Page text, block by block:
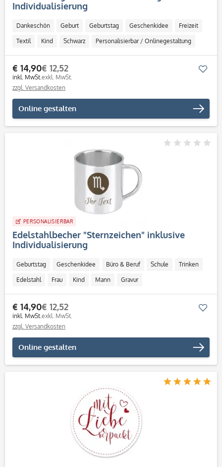
Individualisierung
Dankeschön Geburt Geburtstag Geschenkidee Freizeit
Textil Kind Schwarz Personalisierbar / Onlinegestaltung
€ 14,90
inkl. MwSt.
€ 12,52
exkl. MwSt.
zzgl. Versandkosten
Online gestalten
PERSONALISIERBAR
Edelstahlbecher "Sternzeichen" inklusive
Individualisierung
Geburtstag Geschenkidee Büro & Beruf Schule Trinken
Edelstahl Frau Kind Mann Gravur
Personalisierbar / Onlinegestaltung
€ 14,90
inkl. MwSt.
€ 12,52
exkl. MwSt.
zzgl. Versandkosten
Online gestalten